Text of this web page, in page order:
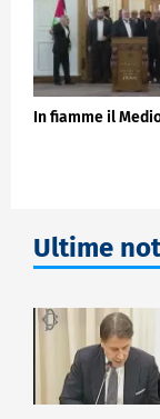
soluzione
ma se non si
che accade è
POLITICA
In fiamme il
Ultime